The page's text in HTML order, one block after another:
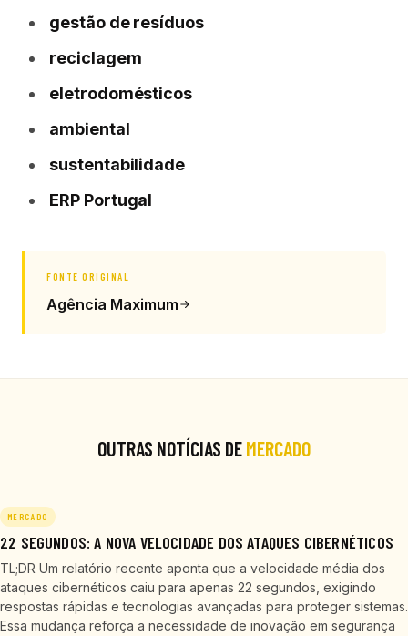
gestão de resíduos
reciclagem
eletrodomésticos
ambiental
sustentabilidade
ERP Portugal
FONTE ORIGINAL
Agência Maximum
OUTRAS NOTÍCIAS DEMERCADO
MERCADO
22 SEGUNDOS: A NOVA VELOCIDADE DOS ATAQUES CIBERNÉTICOS
TL;DR Um relatório recente aponta que a velocidade média dos
ataques cibernéticos caiu para apenas 22 segundos, exigindo
respostas rápidas e tecnologias avançadas para proteger sistemas.
Essa mudança reforça a necessidade de inovação em segurança